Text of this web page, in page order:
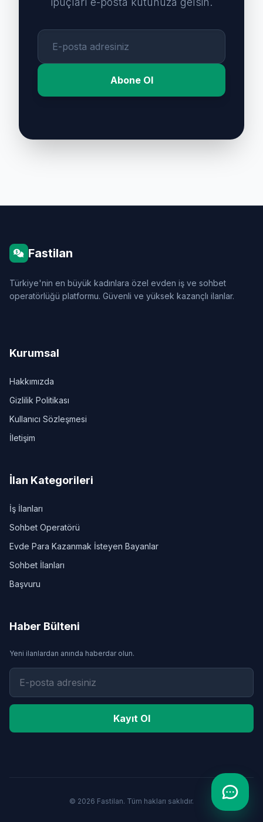
Abone Ol
Fastilan
Türkiye'nin en büyük kadınlara özel evden iş ve sohbet
operatörlüğü platformu. Güvenli ve yüksek kazançlı ilanlar.
Kurumsal
Hakkımızda
Gizlilik Politikası
Kullanıcı Sözleşmesi
İletişim
İlan Kategorileri
İş İlanları
Sohbet Operatörü
Evde Para Kazanmak İsteyen Bayanlar
Sohbet İlanları
Başvuru
Haber Bülteni
Yeni ilanlardan anında haberdar olun.
Kayıt Ol
© 2026 Fastilan. Tüm hakları saklıdır.